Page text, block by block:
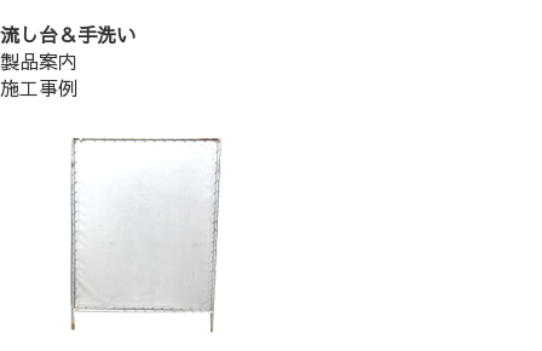
流し台＆手洗い
製品案内
施工事例